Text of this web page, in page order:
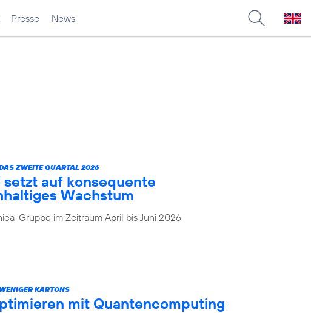
Presse News
ZWEITE QUARTAL 2026
auf konsequente
Wachstum
Gruppe im Zeitraum April bis Juni 2026
KARTONS
mit Quantencomputing